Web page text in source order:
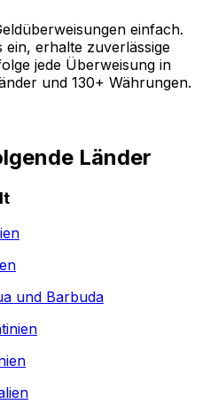
einfach.
ein, erhalte zuverlässige
jede Überweisung in
und 130+ Währungen.
Länder
und Barbuda